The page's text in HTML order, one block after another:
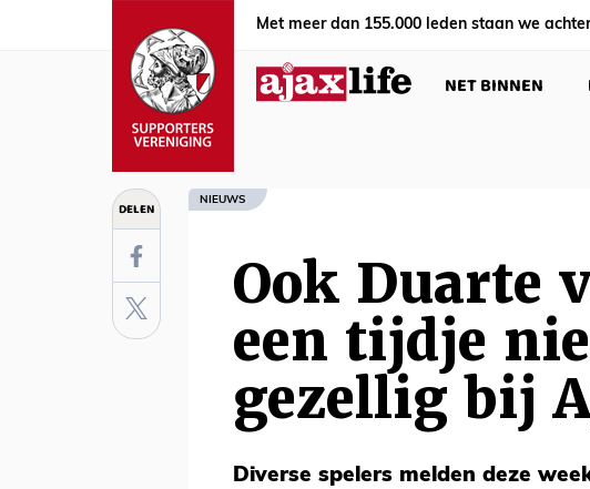
Met meer dan 155.000 leden staan we
NET BINNEN
DELEN NIEUWS
Ook Duarte
een tijdje
gezellig bij
Diverse spelers melden deze